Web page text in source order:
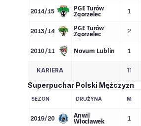
2014/15 PGE Turów
Zgorzelec 1
2013/14 PGE Turów
Zgorzelec 2
2010/11 Novum Lublin 1
KARIERA 11
Superpuchar Polski Mężczyzn
SEZON DRUŻYNA M
2019/20 Anwil
Włocławek 1